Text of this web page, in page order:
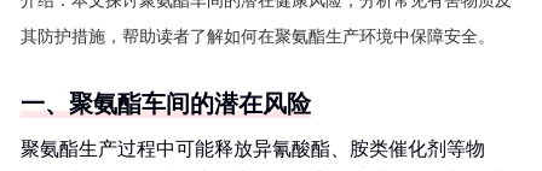
其防护措施，帮助读者了解如何在聚氨酯生产环境中保障安全。
一、聚氨酯车间的潜在风险
聚氨酯生产过程中可能释放异氰酸酯、胺类催化剂等物